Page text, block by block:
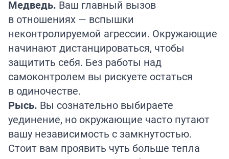
Медведь. Ваш главный вызов
в отношениях — вспышки
неконтролируемой агрессии. Окружающие
начинают дистанцироваться, чтобы
защитить себя. Без работы над
самоконтролем вы рискуете остаться
в одиночестве.
Рысь. Вы сознательно выбираете
уединение, но окружающие часто путают
вашу независимость с замкнутостью.
Стоит вам проявить чуть больше тепла